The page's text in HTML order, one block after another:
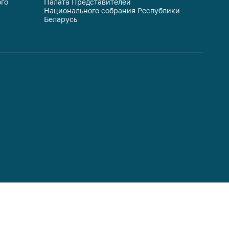
Палата Представителей
Национального собрания Республики
Беларусь